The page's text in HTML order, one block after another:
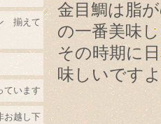
金目鯛は脂
の一番美味
その時期に
味しいです
揃えて
います
お越し下